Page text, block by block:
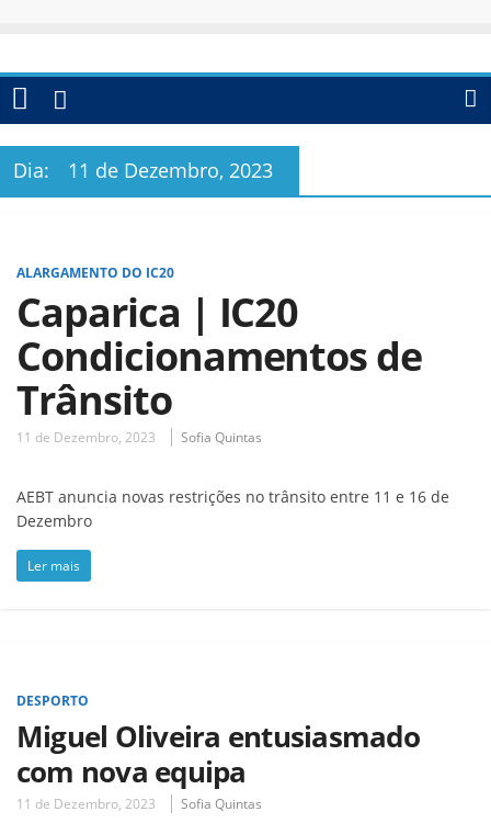
Dia: 11 de Dezembro, 2023
ALARGAMENTO DO IC20
Caparica | IC20
Condicionamentos de
Trânsito
11 de Dezembro, 2023 Sofia Quintas
AEBT anuncia novas restrições no trânsito entre 11 e 16 de
Dezembro
Ler mais
DESPORTO
Miguel Oliveira entusiasmado
com nova equipa
11 de Dezembro, 2023 Sofia Quintas